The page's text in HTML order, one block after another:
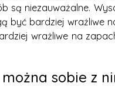
są niezauważalne.
być bardziej wrażliwe
wrażliwe na
sobie z